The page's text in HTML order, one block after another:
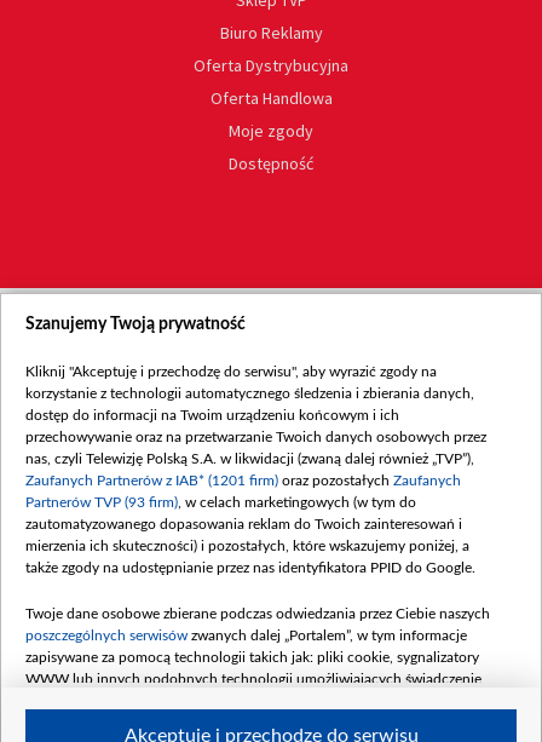
Biuro Reklamy
Oferta Dystrybucyjna
Oferta Handlowa
Moje zgody
Dostępność
Szanujemy Twoją prywatność
Kliknij "Akceptuję i przechodzę do serwisu", aby wyrazić zgody na
korzystanie z technologii automatycznego śledzenia i zbierania danych,
dostęp do informacji na Twoim urządzeniu końcowym i ich
przechowywanie oraz na przetwarzanie Twoich danych osobowych przez
nas, czyli Telewizję Polską S.A. w likwidacji (zwaną dalej również „TVP”),
Zaufanych Partnerów z IAB* (1201 firm) oraz pozostałych Zaufanych
Partnerów TVP (93 firm) , w celach marketingowych (w tym do
zautomatyzowanego dopasowania reklam do Twoich zainteresowań i
mierzenia ich skuteczności) i pozostałych, które wskazujemy poniżej, a
także zgody na udostępnianie przez nas identyfikatora PPID do Google.
Twoje dane osobowe zbierane podczas odwiedzania przez Ciebie naszych
poszczególnych serwisów zwanych dalej „Portalem”, w tym informacje
zapisywane za pomocą technologii takich jak: pliki cookie, sygnalizatory
WWW lub innych podobnych technologii umożliwiających świadczenie
Akceptuję i przechodzę do serwisu